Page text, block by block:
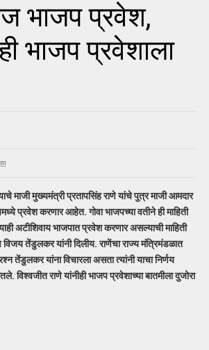
भाजप प्रवेश,
भाजप प्रवेशाला
माजी मुख्यमंत्री प्रतापसिंह राणे यांचे पुत्र माजी आमदार
प्रवेश करणार आहेत. गोवा भाजपच्या वतीने ही माहिती
अटीशिवाय भाजपात प्रवेश करणार असल्याची माहिती
विजय तेंडुलकर यांनी दिलीय. राणेंचा राज्य मंत्रिमंडळात
तेंडुलकर यांना विचारला असता त्यांनी याचा निर्णय
विश्वजीत राणे यांनीही भाजप प्रवेशाच्या बातमीला दुजोरा